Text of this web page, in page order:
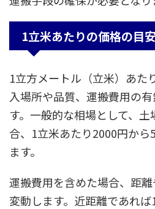
1立米あたりの価格の目安
1立方メートル（立米）あた
入場所や品質、運搬費用の
す。一般的な相場として、
合、1立米あたり2000円から
ます。
運搬費用を含めた場合、距
変動します。近距離であれ